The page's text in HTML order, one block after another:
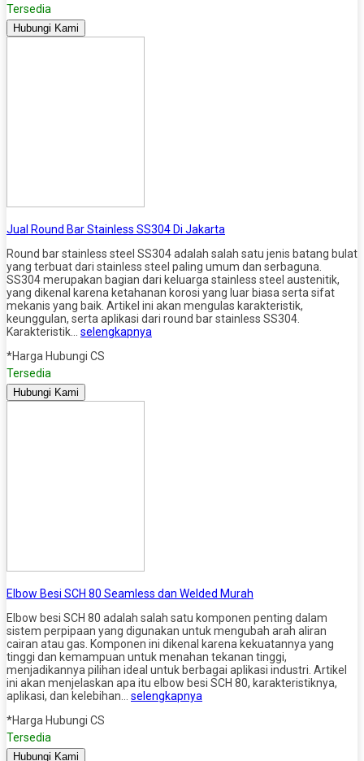
Tersedia
Hubungi Kami
Jual Round Bar Stainless SS304 Di Jakarta
Round bar stainless steel SS304 adalah salah satu jenis batang bulat
yang terbuat dari stainless steel paling umum dan serbaguna.
SS304 merupakan bagian dari keluarga stainless steel austenitik,
yang dikenal karena ketahanan korosi yang luar biasa serta sifat
mekanis yang baik. Artikel ini akan mengulas karakteristik,
keunggulan, serta aplikasi dari round bar stainless SS304.
Karakteristik… selengkapnya
*Harga Hubungi CS
Tersedia
Hubungi Kami
Elbow Besi SCH 80 Seamless dan Welded Murah
Elbow besi SCH 80 adalah salah satu komponen penting dalam
sistem perpipaan yang digunakan untuk mengubah arah aliran
cairan atau gas. Komponen ini dikenal karena kekuatannya yang
tinggi dan kemampuan untuk menahan tekanan tinggi,
menjadikannya pilihan ideal untuk berbagai aplikasi industri. Artikel
ini akan menjelaskan apa itu elbow besi SCH 80, karakteristiknya,
aplikasi, dan kelebihan… selengkapnya
*Harga Hubungi CS
Tersedia
Hubungi Kami